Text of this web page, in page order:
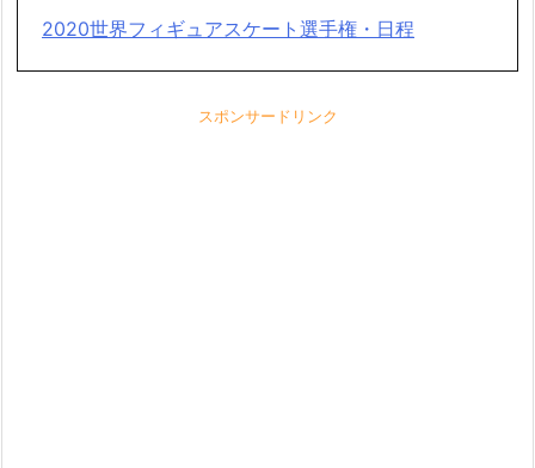
2020世界フィギュアスケート選手権・日程
スポンサードリンク